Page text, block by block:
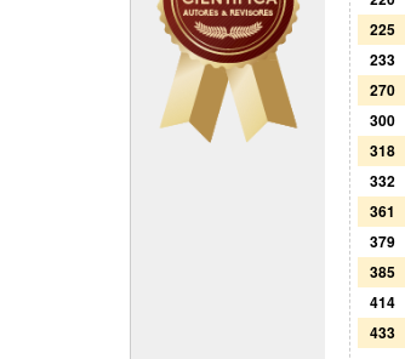
225
233
270
300
318
332
361
379
385
414
433